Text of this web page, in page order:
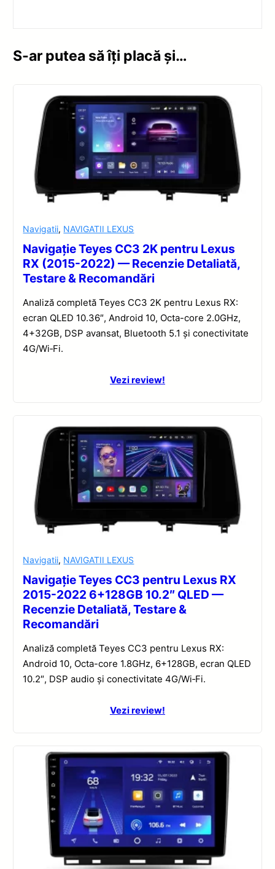
S-ar putea să îți placă și…
Navigatii, NAVIGATII LEXUS
Navigație Teyes CC3 2K pentru Lexus
RX (2015-2022) — Recenzie Detaliată,
Testare & Recomandări
Analiză completă Teyes CC3 2K pentru Lexus RX:
ecran QLED 10.36″, Android 10, Octa-core 2.0GHz,
4+32GB, DSP avansat, Bluetooth 5.1 și conectivitate
4G/Wi‑Fi.
Vezi review!
Navigatii, NAVIGATII LEXUS
Navigație Teyes CC3 pentru Lexus RX
2015-2022 6+128GB 10.2″ QLED —
Recenzie Detaliată, Testare &
Recomandări
Analiză completă Teyes CC3 pentru Lexus RX:
Android 10, Octa-core 1.8GHz, 6+128GB, ecran QLED
10.2″, DSP audio și conectivitate 4G/Wi‑Fi.
Vezi review!